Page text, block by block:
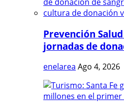
Prevención
jornadas de
enelarea Ago 4, 2026